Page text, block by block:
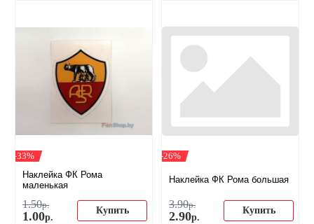
-33%
Наклейка ФК Рома
маленькая
1.50р.
1.00р.
Купить
-26%
Наклейка ФК Рома большая
3.90р.
2.90р.
Купить